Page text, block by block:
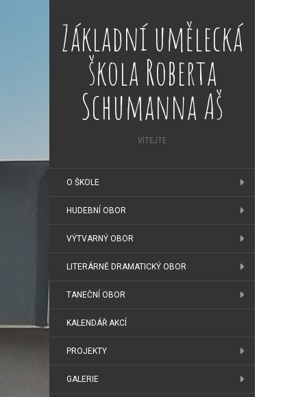
Základní umělecká
škola Roberta
Schumanna Aš
VÍTEJTE
O ŠKOLE
HUDEBNÍ OBOR
VÝTVARNÝ OBOR
LITERÁRNĚ DRAMATICKÝ OBOR
TANEČNÍ OBOR
KALENDÁŘ AKCÍ
PROJEKTY
GALERIE